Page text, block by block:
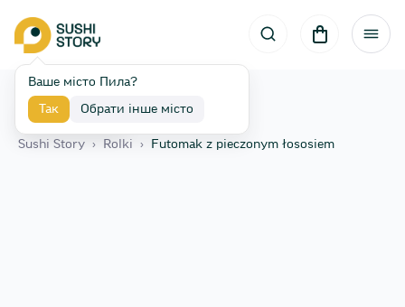
Ваше місто Пила?
Так Обрати інше місто
Назад
Sushi Story › Rolki › Futomak z pieczonym łososiem